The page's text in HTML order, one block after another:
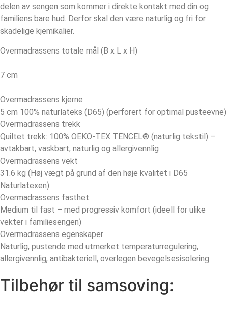
delen av sengen som kommer i direkte kontakt med din og
familiens bare hud. Derfor skal den være naturlig og fri for
skadelige kjemikalier.
Overmadrassens totale mål (B x L x H)
7 cm
Overmadrassens kjerne
5 cm 100% naturlateks (D65) (perforert for optimal pusteevne)
Overmadrassens trekk
Quiltet trekk: 100% OEKO-TEX TENCEL® (naturlig tekstil) –
avtakbart, vaskbart, naturlig og allergivennlig
Overmadrassens vekt
31.6 kg (Høj vægt på grund af den høje kvalitet i D65
Naturlatexen)
Overmadrassens fasthet
Medium til fast – med progressiv komfort (ideell for ulike
vekter i familiesengen)
Overmadrassens egenskaper
Naturlig, pustende med utmerket temperaturregulering,
allergivennlig, antibakteriell, overlegen bevegelsesisolering
Tilbehør til samsoving: